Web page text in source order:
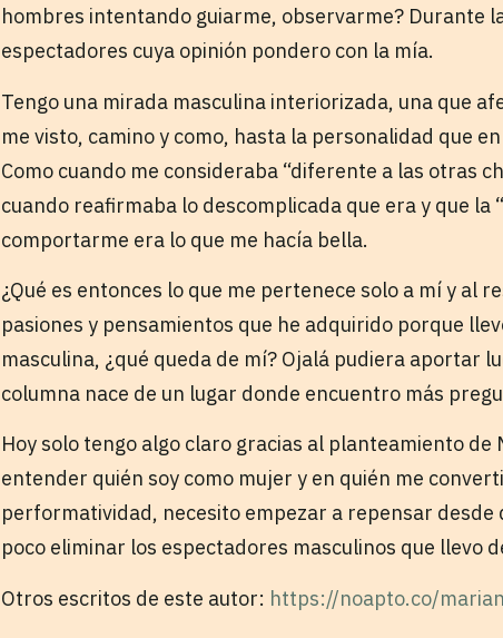
hombres intentando guiarme, observarme? Durante
espectadores cuya opinión pondero con la mía.
Tengo una mirada masculina interiorizada, una que
me visto, camino y como, hasta la personalidad que
Como cuando me consideraba “diferente a las otras
cuando reafirmaba lo descomplicada que era y que la
comportarme era lo que me hacía bella.
¿Qué es entonces lo que me pertenece solo a mí y al
pasiones y pensamientos que he adquirido porque
masculina, ¿qué queda de mí? Ojalá pudiera aportar
columna nace de un lugar donde encuentro más
Hoy solo tengo algo claro gracias al planteamiento
entender quién soy como mujer y en quién me
performatividad, necesito empezar a repensar desde
poco eliminar los espectadores masculinos que llevo
Otros escritos de este autor: https://noapto.co/